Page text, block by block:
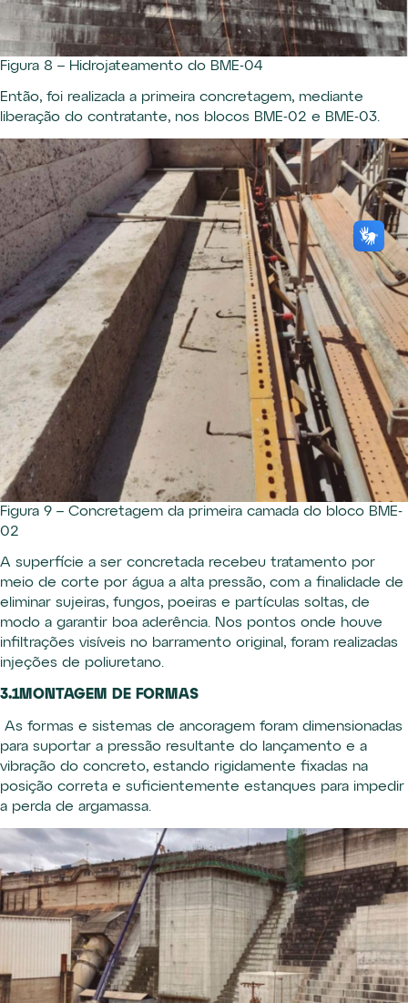
Figura 8 – Hidrojateamento do BME-04
Então, foi realizada a primeira concretagem, mediante
liberação do contratante, nos blocos BME-02 e BME-03.
Figura 9 – Concretagem da primeira camada do bloco BME-
02
A superfície a ser concretada recebeu tratamento por
meio de corte por água a alta pressão, com a finalidade de
eliminar sujeiras, fungos, poeiras e partículas soltas, de
modo a garantir boa aderência. Nos pontos onde houve
infiltrações visíveis no barramento original, foram realizadas
injeções de poliuretano.
3.1MONTAGEM DE FORMAS
As formas e sistemas de ancoragem foram dimensionadas
para suportar a pressão resultante do lançamento e a
vibração do concreto, estando rigidamente fixadas na
posição correta e suficientemente estanques para impedir
a perda de argamassa.